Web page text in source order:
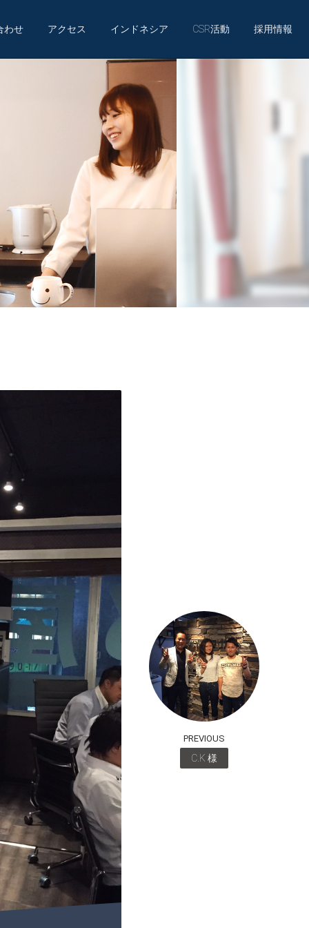
わせ アクセス インドネシア CSR活動 採用情報
PREVIOUS
C.K 様